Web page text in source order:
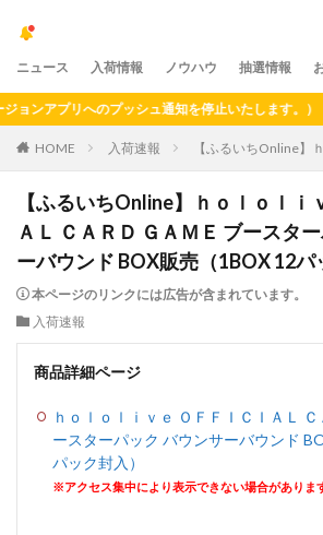
ニュース 入荷情報 ノウハウ 抽選情報
プリへのプッシュ通知を停止いたします。）
HOME 入荷速報 【ふるいちOnline】
【ふるいちOnline】ｈｏｌｏｌｉ
ＡＬ ＣＡＲＤ ＧＡＭＥ ブースタ
ーバウンド BOX販売（1BOX 12パ
本ページのリンクには広告が含まれています。
入荷速報
商品詳細ページ
ｈｏｌｏｌｉｖｅ ＯＦＦＩＣＩＡＬ
ースターパック バウンサーバウンド
パック封入）
※アクセス集中により表示できない場合がありま